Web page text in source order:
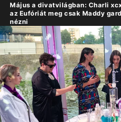
Május a divatvilágban: Charli
az Eufóriát meg csak Maddy
nézni